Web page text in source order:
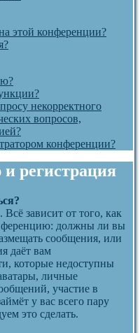
этой конференции?
некорректного
вопросов,
конференции?
регистрация
зависит от того, как
должны ли вы
сообщения, или
даёт вам
которые недоступны
личные
участие в
у вас всего пару
это сделать.